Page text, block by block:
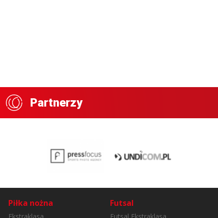
Partnerzy
Piłka nożna Futsal